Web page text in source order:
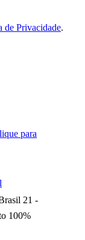
de Privacidade.
para
21 -
100%